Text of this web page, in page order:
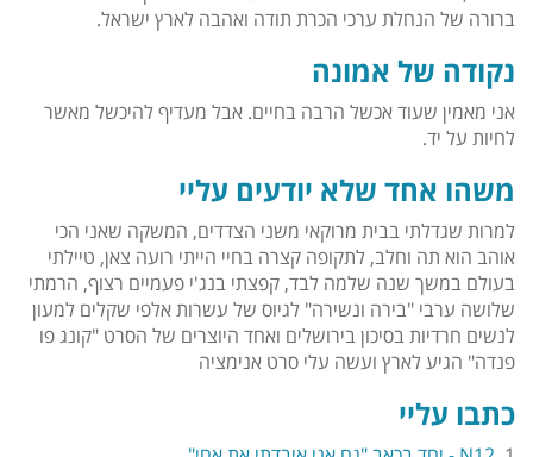
ברורה של הנחלת ערכי הכרת תודה ואהבה לארץ ישראל.
נקודה של אמונה
אני מאמין שעוד אכשל הרבה בחיים. אבל מעדיף להיכשל מאשר
לחיות על יד.
משהו אחד שלא יודעים עליי
למרות שגדלתי בבית מרוקאי משני הצדדים, המשקה שאני הכי
אוהב הוא תה וחלב, לתקופה קצרה בחיי הייתי רועה צאן, טיילתי
בעולם במשך שנה שלמה לבד, קפצתי בנג'י פעמיים רצוף, הרמתי
שלושה ערבי "בירה ונשירה" לגיוס של עשרות אלפי שקלים למעון
לנשים חרדיות בסיכון בירושלים ואחד היוצרים של הסרט "קונג פו
פנדה" הגיע לארץ ועשה עלי סרט אנימציה
כתבו עליי